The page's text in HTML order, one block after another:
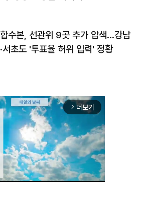
합수본, 선관위 9곳 추가 압색…강남
·서초도 '투표율 허위 입력' 정황
arrow_forward_ios 더보기